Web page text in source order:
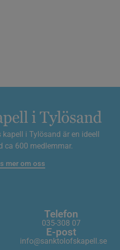
kapell i Tylösand är en ideell
ca 600 medlemmar.
mer om oss
Telefon
035-308 07
E-post
info@sanktolofskapell.se